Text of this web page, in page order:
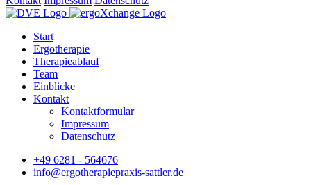
Start
Ergotherapie
Therapieablauf
Team
Einblicke
Kontakt
Kontaktformular
Impressum
Datenschutz
+49 6281 - 564676
info@ergotherapiepraxis-sattler.de